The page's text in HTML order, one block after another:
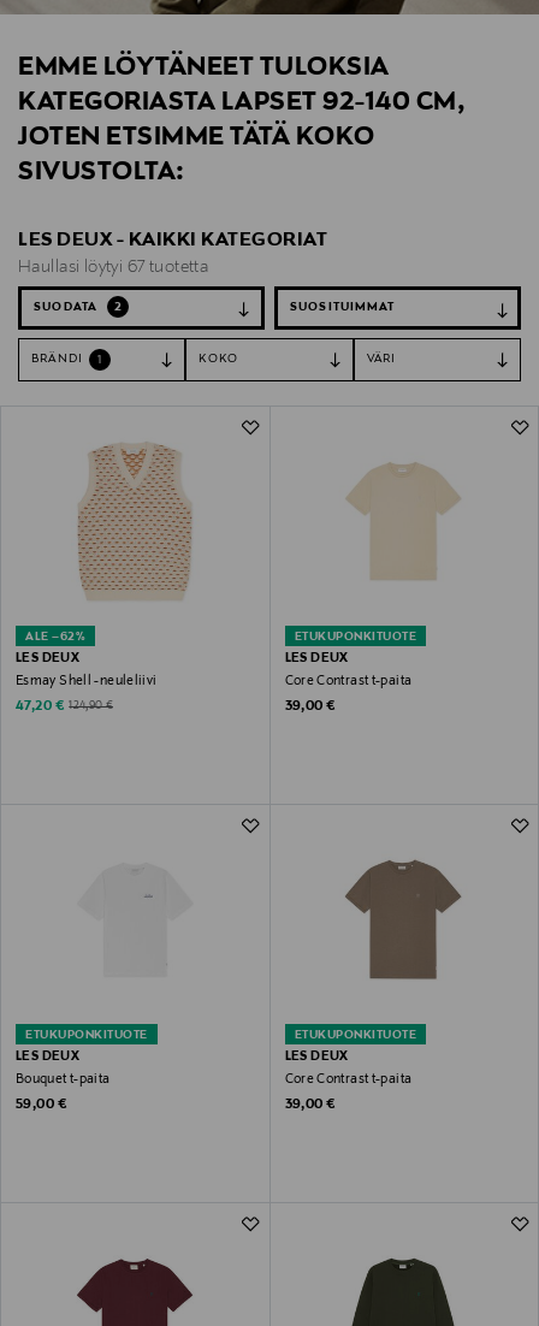
EMME LÖYTÄNEET TULOKSIA
KATEGORIASTA LAPSET 92-140 CM,
JOTEN ETSIMME TÄTÄ KOKO
SIVUSTOLTA:
LES DEUX - KAIKKI KATEGORIAT
Haullasi löytyi 67 tuotetta
SUODATA 2
BRÄNDI 1 KOKO VÄRI
ALE –62%
LES DEUX
Esmay Shell -neuleliivi
Discounted Price
47,20 € Original Price
124,90 €
ETUKUPONKITUOTE
LES DEUX
Core Contrast t-paita
Original Price
39,00 €
ETUKUPONKITUOTE
LES DEUX
Bouquet t-paita
Original Price
59,00 €
ETUKUPONKITUOTE
LES DEUX
Core Contrast t-paita
Original Price
39,00 €